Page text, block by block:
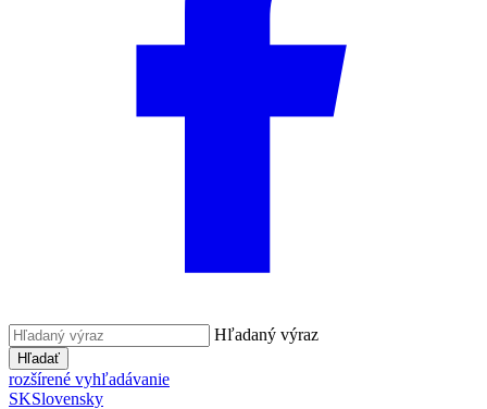
Hľadaný výraz
Hľadať
rozšírené vyhľadávanie
SKSlovensky